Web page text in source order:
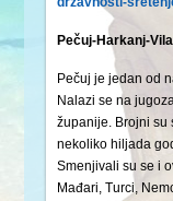
Pečuj-Harkanj-
Pečuj je jedan od
Nalazi se na
županije. Brojni su
nekoliko hiljada
Smenjivali su se i
Mađari, Turci,